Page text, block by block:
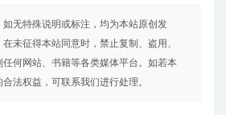
如无特殊说明或标注，均为本站原创发
未征得本站同意时，禁止复制、盗用、
何网站、书籍等各类媒体平台。如若本
法权益，可联系我们进行处理。